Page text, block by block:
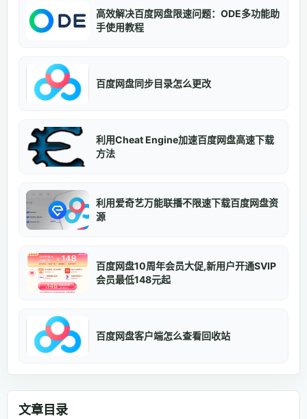
高效解决百度网盘限速问题：ODE多功能助
手使用教程
百度网盘同步目录怎么更改
利用Cheat Engine加速百度网盘高速下载
方法
利用爱奇艺万能联播不限速下载百度网盘资
源
百度网盘10周年会员大促,新用户开通SVIP
会员最低148元起
百度网盘客户端怎么查看回收站
文章目录